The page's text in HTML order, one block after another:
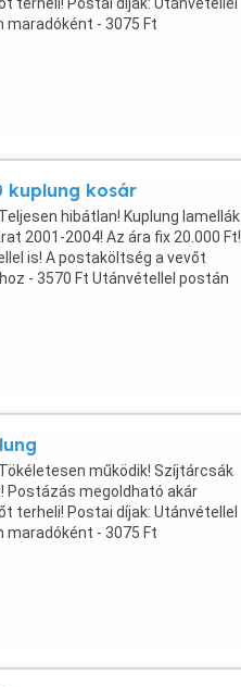
maradóként - 3075 Ft
...
kuplung kosár
hibátlan! Kuplung lamellák
2001-2004! Az ára fix 20.000 Ft!
is! A postaköltség a vevőt
- 3570 Ft Utánvétellel postán
működik! Szíjtárcsák
Postázás megoldható akár
terheli! Postai díjak: Utánvétellel
maradóként - 3075 Ft
...